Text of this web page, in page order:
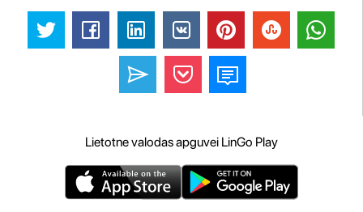
Lietotne valodas apguvei LinGo Play